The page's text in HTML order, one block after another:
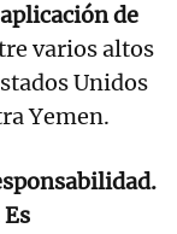
de
varios altos
Unidos
Yemen.